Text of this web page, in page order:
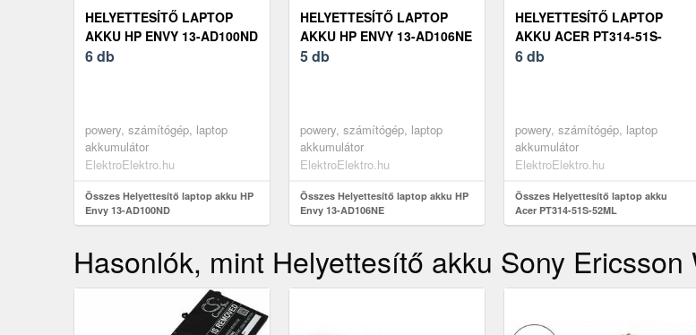
HELYETTESÍTŐ LAPTOP
AKKU HP ENVY 13-AD100ND
6 db
powery, számítógép, laptop
akkumulátor
ElektroElektro.hu
Összes Helyettesítő laptop akku HP
Envy 13-AD100ND
HELYETTESÍTŐ LAPTOP
AKKU HP ENVY 13-AD106NE
5 db
powery, számítógép, laptop
akkumulátor
ElektroElektro.hu
Összes Helyettesítő laptop akku HP
Envy 13-AD106NE
HELYETTESÍTŐ LAPTOP
AKKU ACER PT314-51S-
52ML
6 db
powery, számítógép, laptop
akkumulátor
ElektroElektro.hu
Összes Helyettesítő laptop akku
Acer PT314-51S-52ML
Hasonlók, mint Helyettesítő akku Sony